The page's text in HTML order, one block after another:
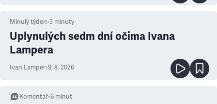
Minulý týden•3 minuty
Uplynulých sedm dní očima Ivana
Lampera
Ivan Lamper•9. 8. 2026
Komentář•6 minut